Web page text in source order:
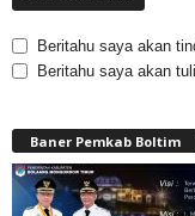
Beritahu saya akan
Beritahu saya akan
Baner Pemkab Boltim